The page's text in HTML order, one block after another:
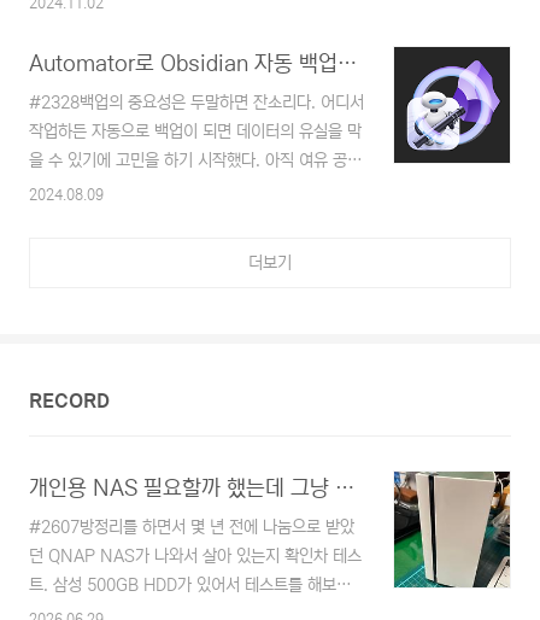
을 포맷을 했는지 모르겠다. 몇 가지 방법을 해봤는
USB만 찾아서 시동을 하는 이 녀석.. 지금까지 한
번도 해본 적 없던 diskpart 같은 명령어까지 사용
하며 도전..
는 나름 속도감이 있지만, 조금만 지나면 버벅거리
에서도 관련 플러그인을 설치하고 이런저런 테스트
로 글을 생성하는 과정이 재미있었지만, 메모리 한
계로 버벅거리는 문제가 있어 실제로 활용은 어려울
것 같다. 저사양에서 활용해 볼 수 있는 mistral과
보다 소형화되어서인지 그나마 사용해 볼 수 있는
2024.11.02
Automator로 Obsidian 자동 백업시키기
#2328백업의 중요성은 두말하면 잔소리다. 어디서
작업하든 자동으로 백업이 되면 데이터의 유실을 막
을 수 있기에 고민을 하기 시작했다. 아직 여유 공간
이 있기에 iCloud에서 관리를 하고 있지만 백업은
Automator로 방법을 강구해 보기 시작했고 결과
들이 중복되어 복사되는 현상이 있었다. 별다른 해
압축시키는 일은 필요 없어지는데..바로 클라우드로
2024.08.09
더보기
RECORD
개인용 NAS 필요할까 했는데 그냥 포기
#2607방정리를 하면서 몇 년 전에 나눔으로 받았
던 QNAP NAS가 나와서 살아 있는지 확인차 테스
트. 삼성 500GB HDD가 있어서 테스트를 해보려
했는데 시스템 자체는 문제가 없어서 잘 돌아가는